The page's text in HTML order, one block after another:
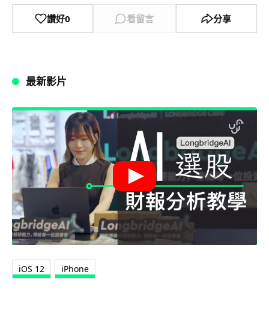
讚好0 看留言 分享
最新影片
iOS 12 iPhone